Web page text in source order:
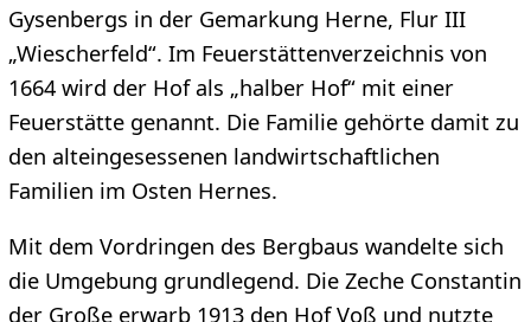
Gysenbergs in der Gemarkung Herne, Flur III
„Wiescherfeld“. Im Feuerstättenverzeichnis von
1664 wird der Hof als „halber Hof“ mit einer
Feuerstätte genannt. Die Familie gehörte damit zu
den alteingesessenen landwirtschaftlichen
Familien im Osten Hernes.
Mit dem Vordringen des Bergbaus wandelte sich
die Umgebung grundlegend. Die Zeche Constantin
der Große erwarb 1913 den Hof Voß und nutzte